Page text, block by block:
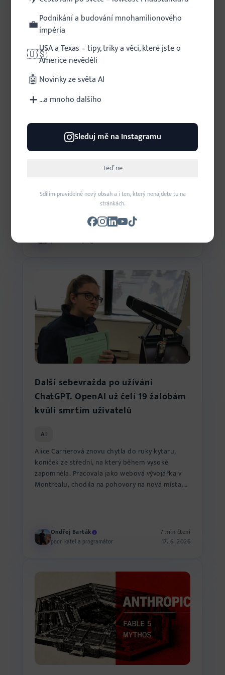
Lídři G7 a lídři AI na jednom místě.
Co vše se řeklo o AI na summitu G7?
Šéfové největších firem zabývajících se umělou
společným vzkazem pro světové lídry: musíte
18. 6. 2026
Další sebevražda po užívání
ChatGPT. OpenAI už čelí 19 žalobám
kvůli smrtím uživatelů
AI
Alice Carrierová znovu chytla do ruky kytaru,
koníček ze střední, na který během vysoké
zapomněla. Pracovala jako webová vývojářka v
Montrealu, chodila na pohovory na nová místa,
Ondřej Barták
podnikatel a programátor
7 min čtení
17. 6. 2026
💼Podnikání a budování mnohamilionového
impéria
🇺🇸USA a Texas – tipy, triky a věci, které jste o
Americe nevěděli
🤖 Novinky ze světa AI
➕...a mnoho dalšího
Sleduj mě na Instagramu
Teď ne
Sdílím pravidelně nový obsah a i ten, který nenajdete tu na
stránkách.